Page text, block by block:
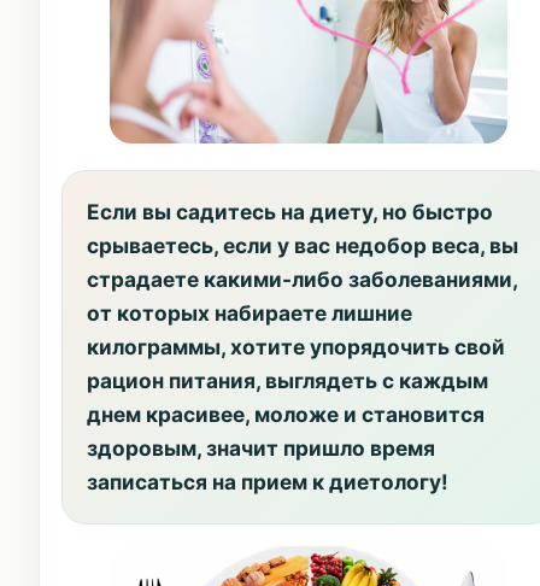
Если вы садитесь на диету, но быстро
срываетесь, если у вас недобор веса, вы
страдаете какими-либо заболеваниями,
от которых набираете лишние
килограммы, хотите упорядочить свой
рацион питания, выглядеть с каждым
днем красивее, моложе и становится
здоровым, значит пришло время
записаться на прием к диетологу!